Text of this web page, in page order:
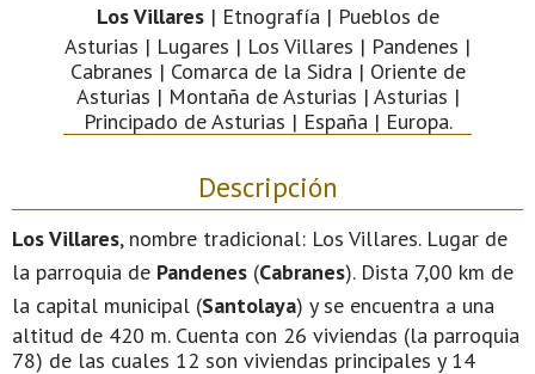
Los Villares| Etnografía | Pueblos de
Asturias | Lugares | Los Villares | Pandenes |
Cabranes | Comarca de la Sidra | Oriente de
Asturias | Montaña de Asturias | Asturias |
Principado de Asturias | España | Europa.
Descripción
Los Villares, nombre tradicional: Los Villares. Lugar de
la parroquia de Pandenes (Cabranes). Dista 7,00 km de
la capital municipal (Santolaya) y se encuentra a una
altitud de 420 m. Cuenta con 26 viviendas (la parroquia
78) de las cuales 12 son viviendas principales y 14